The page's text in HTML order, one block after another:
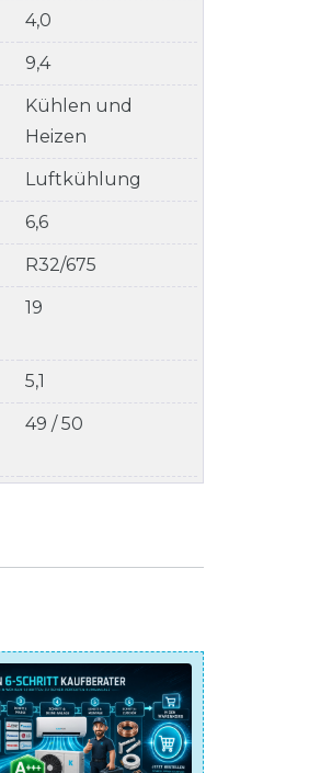
4,0
9,4
Kühlen und
Heizen
Luftkühlung
6,6
R32/675
19
5,1
49 / 50